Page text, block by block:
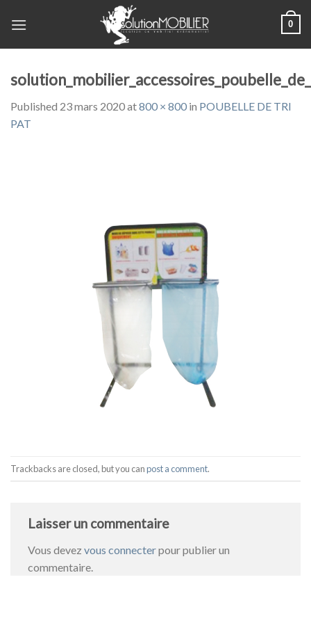
0
Published 23 mars 2020at800 × 800 in POUBELLE DE TRI
PAT
Trackbacks are closed, but you canpost a comment.
Laisser un commentaire
Vous devez vous connecterpour publier un
commentaire.